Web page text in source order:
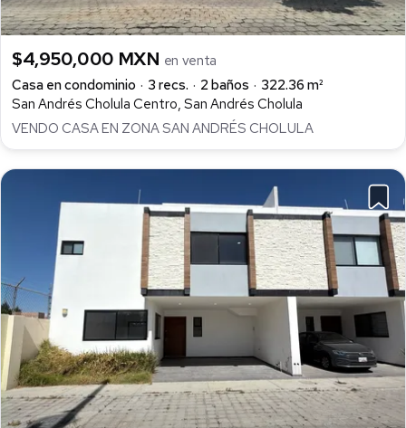
$4,950,000 MXN en venta
Casa en condominio
3 recs. 2 baños
322.36 m²
San Andrés Cholula Centro, San Andrés Cholula
VENDO CASA EN ZONA SAN ANDRÉS CHOLULA